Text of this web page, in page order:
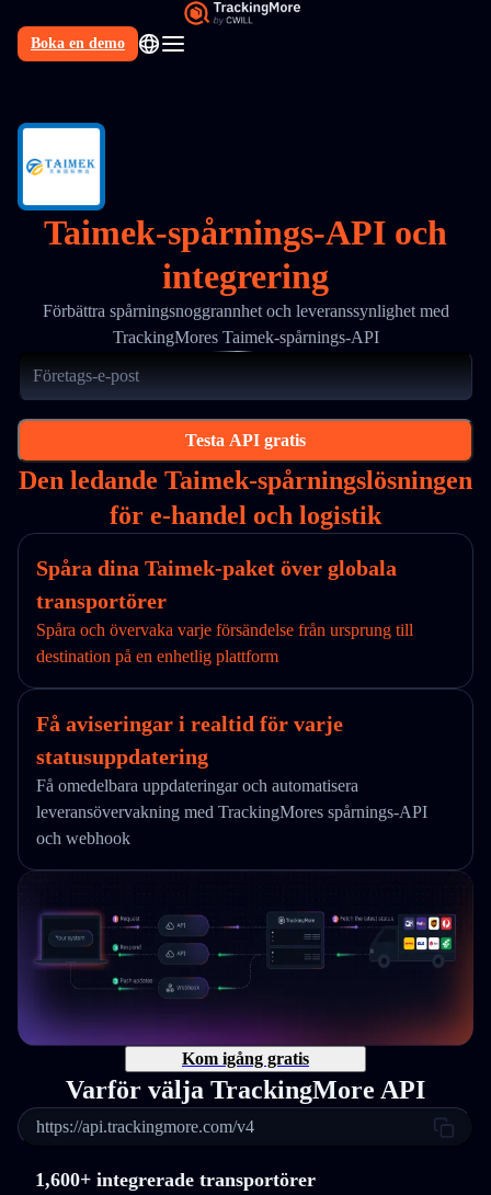
Boka en demo
Taimek-spårnings-API och
integrering
Förbättra spårningsnoggrannhet och leveranssynlighet med
TrackingMores Taimek-spårnings-API
Testa API gratis
Den ledande Taimek-spårningslösningen
för e-handel och logistik
Spåra dina Taimek-paket över globala
transportörer
Spåra och övervaka varje försändelse från ursprung till
destination på en enhetlig plattform
Få aviseringar i realtid för varje
statusuppdatering
Få omedelbara uppdateringar och automatisera
leveransövervakning med TrackingMores spårnings-API
och webhook
Kom igång gratis
Varför välja TrackingMore API
https://api.trackingmore.com/v4
1,600+ integrerade transportörer